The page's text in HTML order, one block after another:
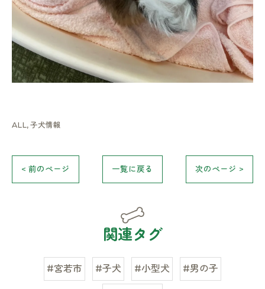
ALL 子犬情報
< 前のページ 一覧に戻る 次のページ >
関連タグ
#宮若市 #子犬 #小型犬 #男の子